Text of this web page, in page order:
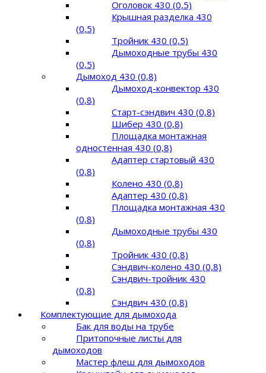
Оголовок 430 (0,5)
Крышная разделка 430
(0,5)
Тройник 430 (0,5)
Дымоходные трубы 430
(0,5)
Дымоход 430 (0,8)
Дымоход-конвектор 430
(0,8)
Старт-сэндвич 430 (0,8)
Шибер 430 (0,8)
Площадка монтажная
одностенная 430 (0,8)
Адаптер стартовый 430
(0,8)
Колено 430 (0,8)
Адаптер 430 (0,8)
Площадка монтажная 430
(0,8)
Дымоходные трубы 430
(0,8)
Тройник 430 (0,8)
Сэндвич-колено 430 (0,8)
Сэндвич-тройник 430
(0,8)
Сэндвич 430 (0,8)
Комплектующие для дымохода
Бак для воды на трубе
Притопочные листы для
дымоходов
Мастер флеш для дымоходов